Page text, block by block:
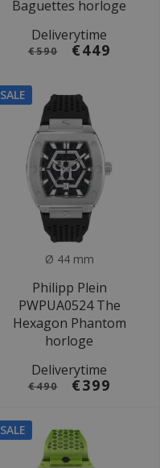
Baguettes horloge
Deliverytime
€590 €449
SALE
Ø 44 mm
Philipp Plein
PWPUA0524 The
Hexagon Phantom
horloge
Deliverytime
€490 €399
SALE